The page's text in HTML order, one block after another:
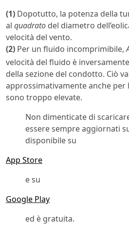
(1) Dopotutto, la potenza della
al quadrato del diametro
velocità del vento.
(2) Per un fluido incomprimibile,
velocità del fluido è
della sezione del condotto. Ciò
approssimativamente anche per
sono troppo elevate.
Non dimenticate di
essere sempre aggiornati
disponibile su
App Store
e su
Google Play
ed è gratuita.